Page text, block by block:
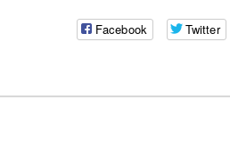
Facebook Twitter